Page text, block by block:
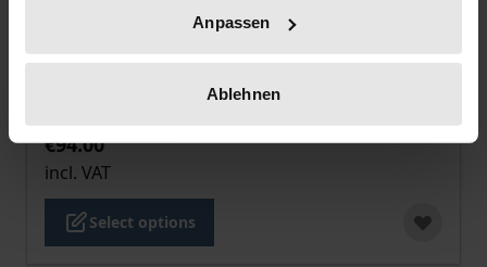
Anpassen
Ablehnen
The price depends on the options chosen on the
€94.00
incl. VAT
Select options